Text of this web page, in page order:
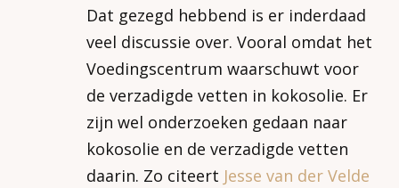
Dat gezegd hebbend is er inderdaad
veel discussie over. Vooral omdat het
Voedingscentrum waarschuwt voor
de verzadigde vetten in kokosolie. Er
zijn wel onderzoeken gedaan naar
kokosolie en de verzadigde vetten
daarin. Zo citeert Jesse van der Velde